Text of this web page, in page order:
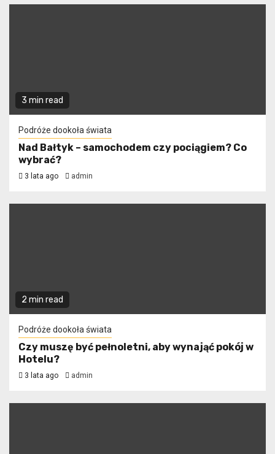
3 min read
Podróże dookoła świata
Nad Bałtyk – samochodem czy pociągiem? Co
wybrać?
3 lata ago admin
2 min read
Podróże dookoła świata
Czy muszę być pełnoletni, aby wynająć pokój w
Hotelu?
3 lata ago admin